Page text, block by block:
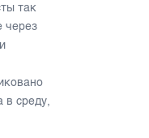
так
через
в среду,